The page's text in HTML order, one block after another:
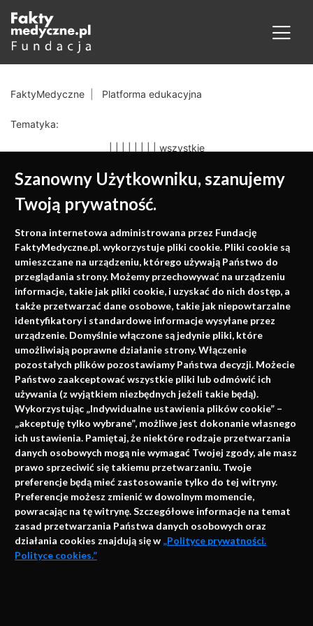
Szanowny Użytkowniku, szanujemy
Twoją prywatność.
Strona internetowa administrowana przez Fundację
FaktyMedyczne.pl. wykorzystuje pliki cookie. Pliki cookie są
umieszczane na urządzeniu, którego używają Państwo do
przeglądania strony. Możemy przechowywać na urządzeniu
informacje, takie jak pliki cookie, i uzyskać do nich dostęp, a
także przetwarzać dane osobowe, takie jak niepowtarzalne
identyfikatory i standardowe informacje wysyłane przez
urządzenie. Domyślnie włączone są jedynie pliki, które
umożliwiają poprawne działanie strony. Włączenie
pozostałych plików pozostawiamy Państwa decyzji. Możecie
Państwo zaakceptować wszystkie pliki lub odmówić ich
używania (z wyjątkiem niezbędnych jeżeli takie będą).
Wykorzystując „Indywidualne ustawienia plików cookie” –
„akceptuję tylko wybrane”, możliwe jest dokonanie własnego
ich ustawienia. Pamiętaj, że niektóre rodzaje przetwarzania
danych osobowych mogą nie wymagać Twojej zgody, ale masz
prawo sprzeciwić się takiemu przetwarzaniu. Twoje
preferencje będą mieć zastosowanie tylko do tej witryny.
Preferencje możesz zmienić w dowolnym momencie,
powracając na tę witrynę. Szczegółowe informacje na temat
zasad przetwarzania Państwa danych osobowych oraz
działania cookies znajdują się w „Polityce prywatności.
Polityce cookies.”
FaktyMedyczne Platforma edukacyjna
Tematyka:
wszystkie
Medycyna oparta na
faktach
Konferencje, szkolenia, e-learning, wydawnictwo
Napisz do nas
info@faktymedyczne.pl
ul. Towarowa 2
43-460 Wisła
Redakcja medyczna:
ul. Wolności 338b